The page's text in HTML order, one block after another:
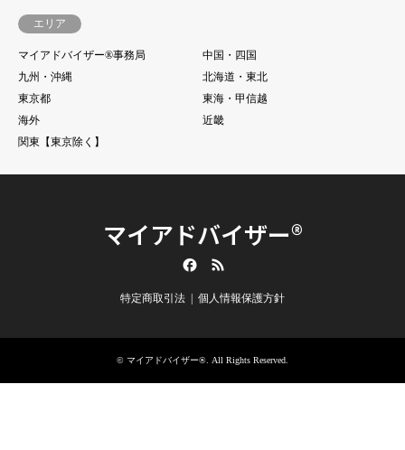
エリア
マイアドバイザー®事務局
中国・四国
九州・沖縄
北海道・東北
東京都
東海・甲信越
海外
近畿
関東【東京除く】
マイアドバイザー®
特定商取引法 個人情報保護方針
© マイアドバイザー® . All Rights Reserved.